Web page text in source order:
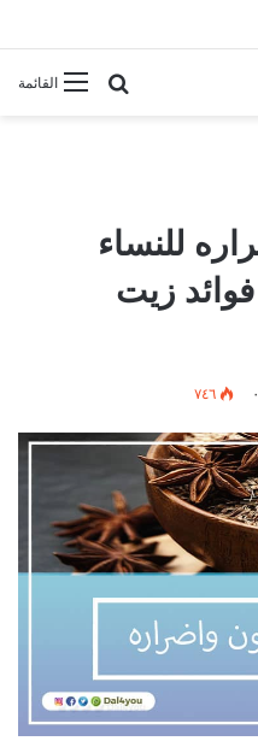
القائمةبحث عن
للنساء
زيت
٠ ٧٤٦